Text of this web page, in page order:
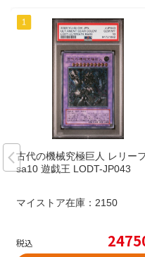
古代の機械究極巨人 レリー
sa10 遊戯王 LODT-JP043
マイストア在庫： 2150
税込